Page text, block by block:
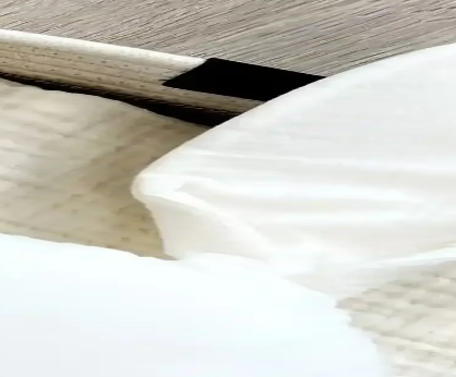
ideal, dökülmeyi önler ve pratik içecek deneyimi sunar.
ve kaliteli malzemelerle sağlıklı oyun ortamları
katılımıyla ideal ortamlar oluşturun.
kolaylığı sağlar ve çocukların kendilerini özel